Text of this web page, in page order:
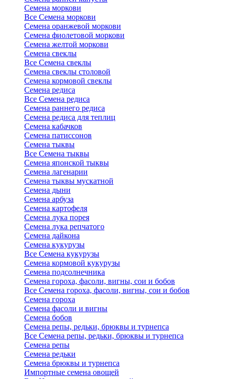
Семена моркови
Все Семена моркови
Семена оранжевой моркови
Семена фиолетовой моркови
Семена желтой моркови
Семена свеклы
Все Семена свеклы
Семена свеклы столовой
Семена кормовой свеклы
Семена редиса
Все Семена редиса
Семена раннего редиса
Семена редиса для теплиц
Семена кабачков
Семена патиссонов
Семена тыквы
Все Семена тыквы
Семена японской тыквы
Семена лагенарии
Семена тыквы мускатной
Семена дыни
Семена арбуза
Семена картофеля
Семена лука порея
Семена лука репчатого
Семена дайкона
Семена кукурузы
Все Семена кукурузы
Семена кормовой кукурузы
Семена подсолнечника
Семена гороха, фасоли, вигны, сои и бобов
Все Семена гороха, фасоли, вигны, сои и бобов
Семена гороха
Семена фасоли и вигны
Семена бобов
Семена репы, редьки, брюквы и турнепса
Все Семена репы, редьки, брюквы и турнепса
Семена репы
Семена редьки
Семена брюквы и турнепса
Импортные семена овощей